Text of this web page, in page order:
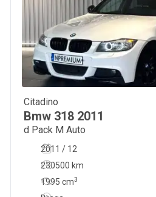
Citadino
Bmw 318 2011
d Pack M Auto
2011 / 12
230500 km
1995 cm3